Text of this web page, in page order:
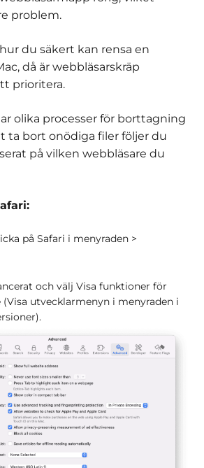
problem.
du säkert kan rensa en
då är webbläsarskräp
prioritera.
olika processer för borttagning
ta bort onödiga filer följer du
på vilken webbläsare du
på Safari i menyraden >
och välj Visa funktioner för
utvecklarmenyn i menyraden i